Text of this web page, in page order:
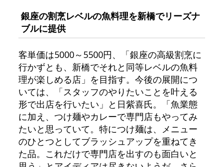
銀座の割烹レベルの魚料理を新橋でリーズナ
ブルに提供
客単価は5000～5500円、「銀座の高級割烹に
行かずとも、新橋でそれと同等レベルの魚料
理が楽しめる店」を目指す。今後の展開につ
いては、「スタッフのやりたいことを叶える
形で出店を行いたい」と日紫喜氏。「魚業態
に加え、つけ麺やカレーで専門店もやってみ
たいと思っていて。特につけ麺は、メニュー
のひとつとしてブラッシュアップを重ねてき
た品。これだけで専門店を出すのも面白いと